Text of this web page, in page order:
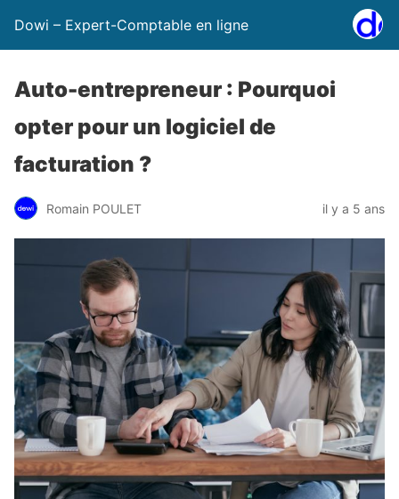
Dowi – Expert-Comptable en ligne
Auto-entrepreneur : Pourquoi
opter pour un logiciel de
facturation ?
Romain POULET il y a 5 ans